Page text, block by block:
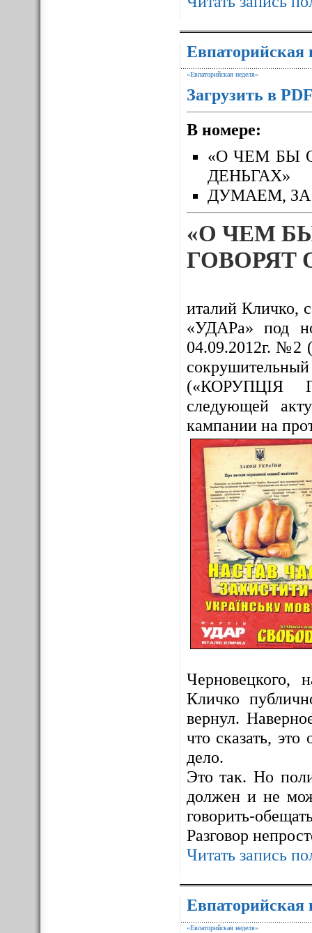
Евпаторийская
«Евпаторийская неделя»
Загрузить в
В номере:
«О ЧЕМ БЫ
ДЕНЬГАХ»
ДУМАЕМ,
«О ЧЕМ
ГОВОРЯТ
италий Кличко,
«УДАРа» под
04.09.2012г. №2
(«КОРУПЦІЯ
следующей
кампании на
Черновецкого,
Кличко
вернул.
что сказать,
дело.
Это так. Но
должен и не
говорить-
Разговор
Читать запись
Евпаторийская
«Евпаторийская неделя»